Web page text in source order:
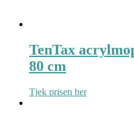
TenTax
80 cm
Tjek prisen her